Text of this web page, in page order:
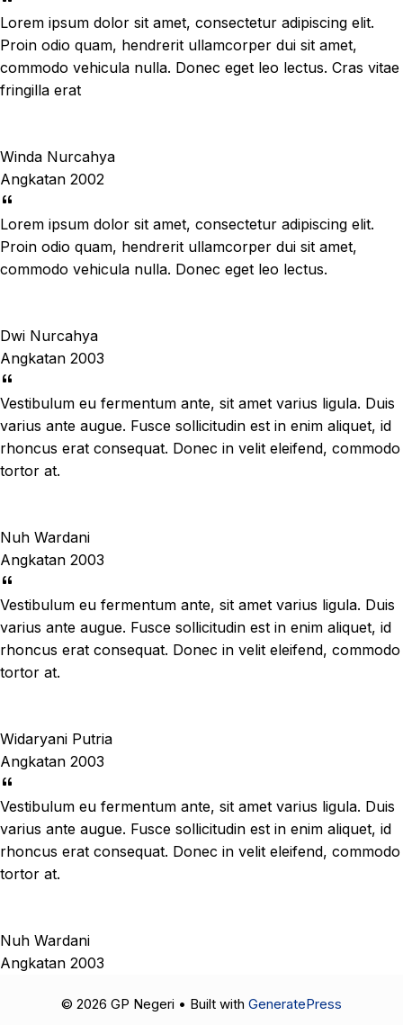
Lorem ipsum dolor sit amet, consectetur adipiscing elit.
Proin odio quam, hendrerit ullamcorper dui sit amet,
commodo vehicula nulla. Donec eget leo lectus. Cras vitae
fringilla erat
Winda Nurcahya
Angkatan 2002
Lorem ipsum dolor sit amet, consectetur adipiscing elit.
Proin odio quam, hendrerit ullamcorper dui sit amet,
commodo vehicula nulla. Donec eget leo lectus.
Dwi Nurcahya
Angkatan 2003
Vestibulum eu fermentum ante, sit amet varius ligula. Duis
varius ante augue. Fusce sollicitudin est in enim aliquet, id
rhoncus erat consequat. Donec in velit eleifend, commodo
tortor at.
Nuh Wardani
Angkatan 2003
Vestibulum eu fermentum ante, sit amet varius ligula. Duis
varius ante augue. Fusce sollicitudin est in enim aliquet, id
rhoncus erat consequat. Donec in velit eleifend, commodo
tortor at.
Widaryani Putria
Angkatan 2003
Vestibulum eu fermentum ante, sit amet varius ligula. Duis
varius ante augue. Fusce sollicitudin est in enim aliquet, id
rhoncus erat consequat. Donec in velit eleifend, commodo
tortor at.
Nuh Wardani
Angkatan 2003
© 2026 GP Negeri • Built with GeneratePress